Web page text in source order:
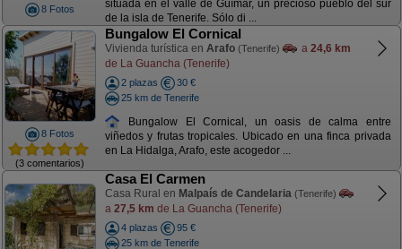
8 Fotos
situada en el valle de Güímar, un precioso pueblo del sur
de la isla de Tenerife. Sólo di ...
8 Fotos
(3 comentarios)
Bungalow El Cornical
Vivienda turística en Arafo (Tenerife) a 24,6 km
de La Guancha (Tenerife)
2 plazas
30 €
25 km de Tenerife
Bungalow El Cornical, un oasis de calma entre
viñedos y frutas tropicales. Ubicado en una finca privada
en La Hidalga, Arafo, este acogedor ...
Casa El Carmen
Casa Rural en Malpaís de Candelaria (Tenerife)
a 27,5 km de La Guancha (Tenerife)
4 plazas
95 €
25 km de Tenerife